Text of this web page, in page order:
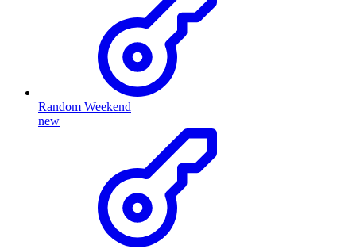
Random Weekend
new